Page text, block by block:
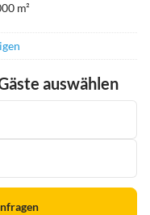
m²
auswählen